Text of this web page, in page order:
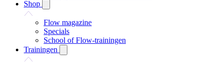
Shop
Flow magazine
Specials
School of Flow-trainingen
Trainingen